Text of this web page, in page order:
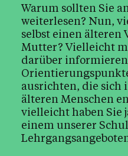
Warum sollten Sie
weiterlesen? Nun,
selbst einen älteren
Mutter? Vielleicht
darüber
ausrichten, die sich
älteren Menschen
vielleicht haben Sie
einem unserer